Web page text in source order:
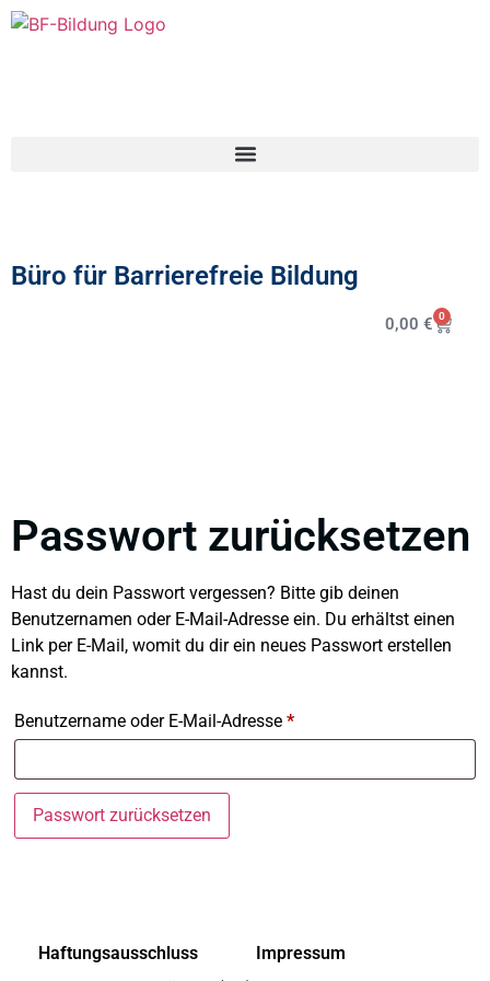
Büro für Barrierefreie Bildung
0,00 € 0
Passwort zurücksetzen
Hast du dein Passwort vergessen? Bitte gib deinen
Benutzernamen oder E-Mail-Adresse ein. Du erhältst einen
Link per E-Mail, womit du dir ein neues Passwort erstellen
kannst.
Benutzername oder E-Mail-Adresse *
Passwort zurücksetzen
Haftungsausschluss
Impressum